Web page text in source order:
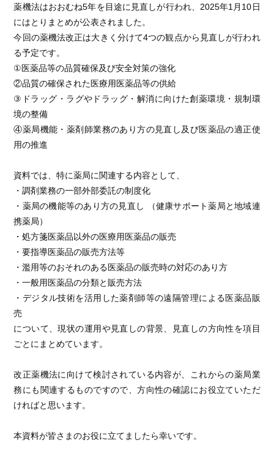
薬機法はおおむね5年を目途に見直しが行われ、2025年1月10日
にはとりまとめが公表されました。
今回の薬機法改正は大きく分けて4つの観点から見直しが行われ
る予定です。
①医薬品等の品質確保及び安全対策の強化
②品質の確保された医療用医薬品等の供給
③ドラッグ・ラグやドラッグ・解消に向けた創薬環境・規制環
境の整備
④薬局機能・薬剤師業務のあり方の見直し及び医薬品の適正使
用の推進
資料では、特に薬局に関連する内容として、
・調剤業務の一部外部委託の制度化
・薬局の機能等のあり方の見直し （健康サポート薬局と地域連
携薬局）
・処方箋医薬品以外の医療用医薬品の販売
・要指導医薬品の販売方法等
・濫用等のおそれのある医薬品の販売時の対応のあり方
・一般用医薬品の分類と販売方法
・デジタル技術を活用した薬剤師等の遠隔管理による医薬品販
売
について、現状の運用や見直しの背景、見直しの方向性を項目
ごとにまとめています。
改正薬機法に向けて検討されている内容が、これからの薬局業
務にも関連するものですので、方向性の確認にお役立ていただ
ければと思います。
本資料が皆さまのお役に立てましたら幸いです。